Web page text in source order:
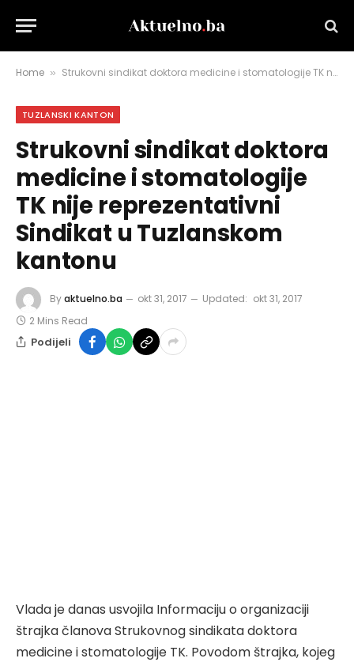
Home » Strukovni sindikat doktora medicine i stomatologije TK nije reprezentativni Sindikat u Tuzlanskom kantonu
TUZLANSKI KANTON
Strukovni sindikat doktora
medicine i stomatologije
TK nije reprezentativni
Sindikat u Tuzlanskom
kantonu
Byaktuelno.ba okt 31, 2017 Updated: okt 31, 2017
2 Mins Read
Podijeli
Vlada je danas usvojila Informaciju o organizaciji
štrajka članova Strukovnog sindikata doktora
medicine i stomatologije TK. Povodom štrajka, kojeg